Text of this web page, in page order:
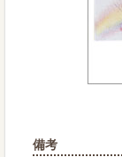
備考